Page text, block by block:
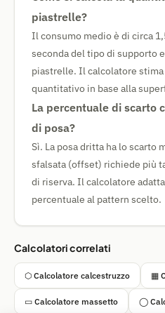
piastrelle?
Il consumo medio è di circa
seconda del tipo di supporto
piastrelle. Il calcolatore
quantitativo in base alla
La percentuale di scarto
di posa?
Sì. La posa dritta ha lo scarto
sfalsata (offset) richiede più
di riserva. Il calcolatore
percentuale al pattern scelto.
Calcolatori correlati
⬡ Calcolatore calcestruzzo ▦
▭ Calcolatore massetto ◯